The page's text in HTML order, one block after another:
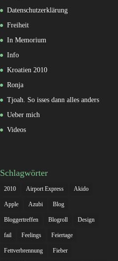
Datenschutzerklärung
Freiheit
In Memorium
Info
Kroatien 2010
Ronja
Tjoah. So isses dann alles anders
Ueber mich
Videos
Schlagwörter
2010 Airport Express Akido
Apple Azubi Blog
Bloggertreffen Blogroll Design
fail Feelings Feiertage
Fettverbrennung Fieber